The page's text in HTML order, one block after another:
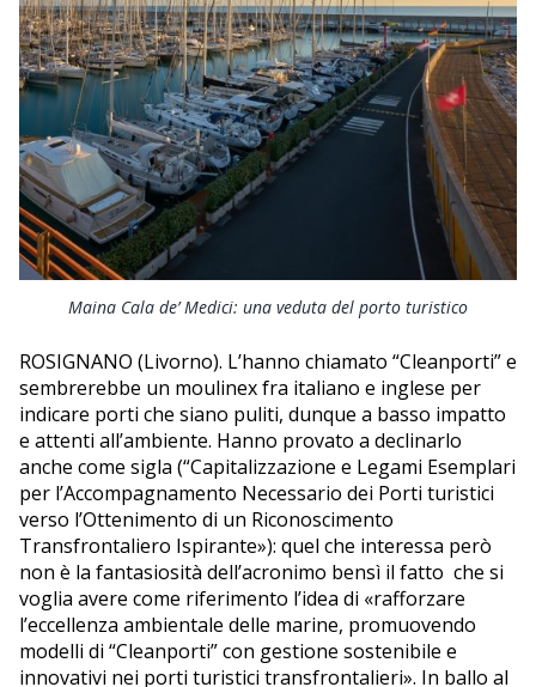
NAUTICA
DIPORTO
VELA
GUARDIA COSTIERA
EDITORIALI
Maina Cala de’ Medici: una veduta del porto turistico
ROSIGNANO (Livorno). L’hanno chiamato “Cleanporti” e
sembrerebbe un moulinex fra italiano e inglese per
indicare porti che siano puliti, dunque a basso impatto
e attenti all’ambiente. Hanno provato a declinarlo
anche come sigla (“Capitalizzazione e Legami Esemplari
per l’Accompagnamento Necessario dei Porti turistici
verso l’Ottenimento di un Riconoscimento
Transfrontaliero Ispirante»): quel che interessa però
non è la fantasiosità dell’acronimo bensì il fatto che si
voglia avere come riferimento l’idea di «rafforzare
l’eccellenza ambientale delle marine, promuovendo
modelli di “Cleanporti” con gestione sostenibile e
innovativi nei porti turistici transfrontalieri». In ballo al